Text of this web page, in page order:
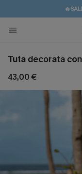
Tuta decorata
43,00 €